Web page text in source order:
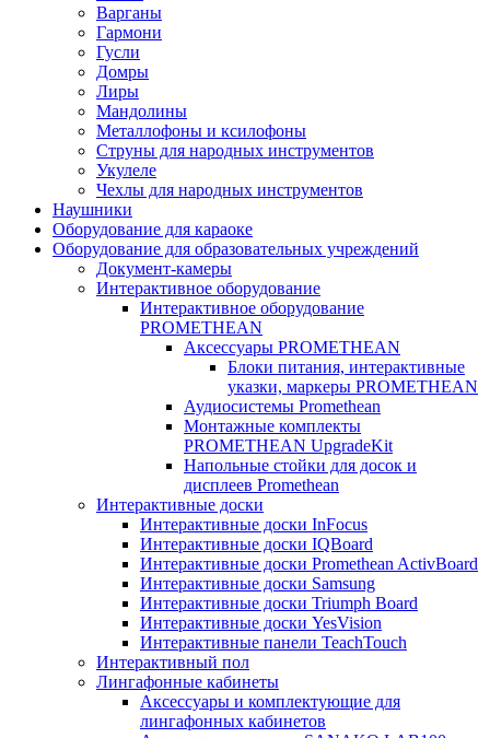
Варганы
Гармони
Гусли
Домры
Лиры
Мандолины
Металлофоны и ксилофоны
Струны для народных инструментов
Укулеле
Чехлы для народных инструментов
Наушники
Оборудование для караоке
Оборудование для образовательных учреждений
Документ-камеры
Интерактивное оборудование
Интерактивное оборудование
PROMETHEAN
Аксессуары PROMETHEAN
Блоки питания, интерактивные
указки, маркеры PROMETHEAN
Аудиосистемы Promethean
Монтажные комплекты
PROMETHEAN UpgradeKit
Напольные стойки для досок и
дисплеев Promethean
Интерактивные доски
Интерактивные доски InFocus
Интерактивные доски IQBoard
Интерактивные доски Promethean ActivBoard
Интерактивные доски Samsung
Интерактивные доски Triumph Board
Интерактивные доски YesVision
Интерактивные панели TeachTouch
Интерактивный пол
Лингафонные кабинеты
Аксессуары и комплектующие для
лингафонных кабинетов